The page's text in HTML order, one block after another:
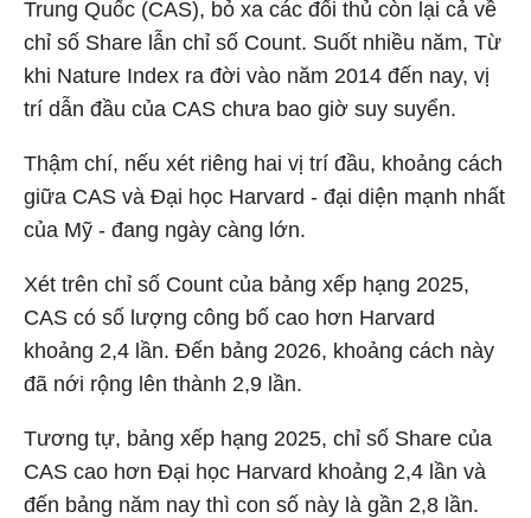
Trung Quốc (CAS), bỏ xa các đối thủ còn lại cả về
chỉ số Share lẫn chỉ số Count. Suốt nhiều năm, Từ
khi Nature Index ra đời vào năm 2014 đến nay, vị
trí dẫn đầu của CAS chưa bao giờ suy suyển.
Thậm chí, nếu xét riêng hai vị trí đầu, khoảng cách
giữa CAS và Đại học Harvard - đại diện mạnh nhất
của Mỹ - đang ngày càng lớn.
Xét trên chỉ số Count của bảng xếp hạng 2025,
CAS có số lượng công bố cao hơn Harvard
khoảng 2,4 lần. Đến bảng 2026, khoảng cách này
đã nới rộng lên thành 2,9 lần.
Tương tự, bảng xếp hạng 2025, chỉ số Share của
CAS cao hơn Đại học Harvard khoảng 2,4 lần và
đến bảng năm nay thì con số này là gần 2,8 lần.